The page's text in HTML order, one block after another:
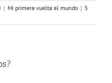
| Mi primera vuelta al mundo | 3